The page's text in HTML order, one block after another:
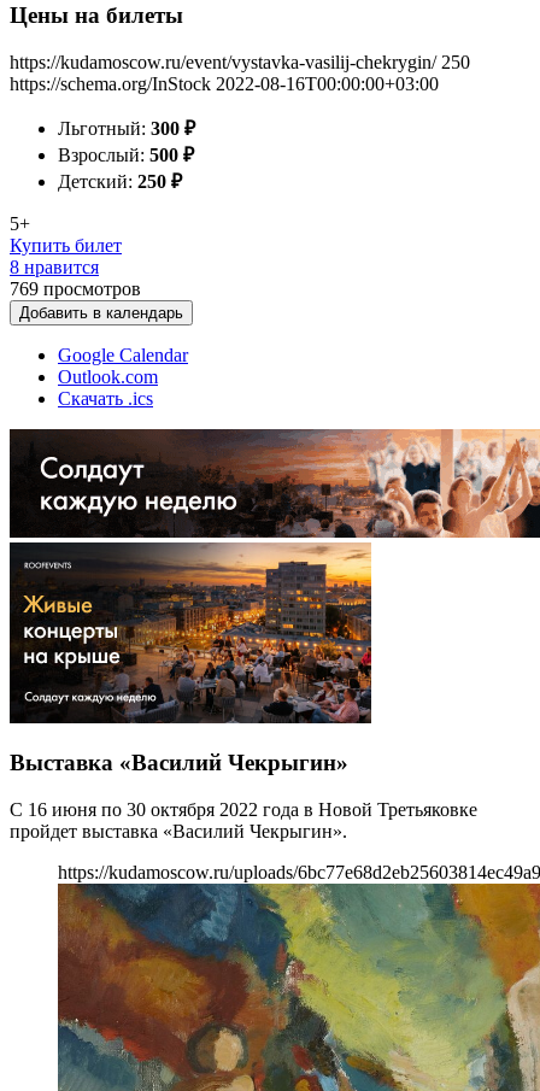
Цены на билеты
https://kudamoscow.ru/event/vystavka-vasilij-chekrygin/ 250
https://schema.org/InStock 2022-08-16T00:00:00+03:00
Льготный: 300 ₽
Взрослый: 500 ₽
Детский: 250 ₽
5+
Купить билет
8 нравится
769 просмотров
Добавить в календарь
Google Calendar
Outlook.com
Скачать .ics
Выставка «Василий Чекрыгин»
С 16 июня по 30 октября 2022 года в Новой Третьяковке
пройдет выставка «Василий Чекрыгин».
https://kudamoscow.ru/uploads/